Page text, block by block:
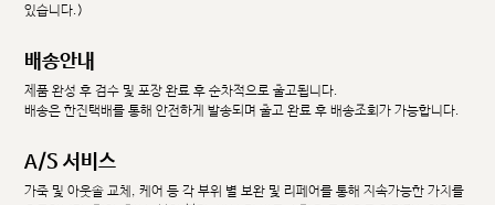
있습니다.)
배송안내
제품 완성 후 검수 및 포장 완료 후 순차적으로 출고됩니다.
배송은 한진택배를 통해 안전하게 발송되며 출고 완료 후 배송조회가 가능합니다.
A/S 서비스
가죽 및 아웃솔 교체, 케어 등 각 부위 별 보완 및 리페어를 통해 지속가능한 가치를